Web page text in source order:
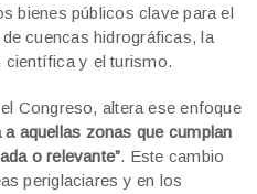
bienes públicos clave para el
cuencas hidrográficas, la
científica y el turismo.
Congreso, altera ese enfoque
aquellas zonas que cumplan
o relevante”. Este cambio
periglaciares y en los